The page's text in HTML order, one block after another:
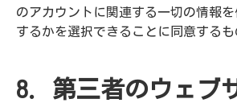
のアカウントに関連する一切の情報
するかを選択できることに同意するも
8. 第三者のウェブ